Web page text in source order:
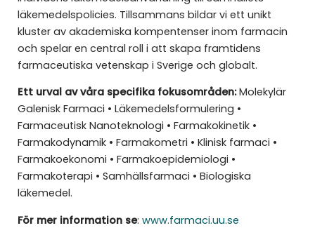
läkemedelspolicies. Tillsammans bildar vi ett unikt
kluster av akademiska kompentenser inom farmacin
och spelar en central roll i att skapa framtidens
farmaceutiska vetenskap i Sverige och globalt.
Ett urval av våra specifika fokusområden:Molekylär
Galenisk Farmaci • Läkemedelsformulering •
Farmaceutisk Nanoteknologi • Farmakokinetik •
Farmakodynamik • Farmakometri • Klinisk farmaci •
Farmakoekonomi • Farmakoepidemiologi •
Farmakoterapi • Samhällsfarmaci • Biologiska
läkemedel.
För mer information se: www.farmaci.uu.se